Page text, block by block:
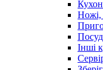
Ножі,
Інші